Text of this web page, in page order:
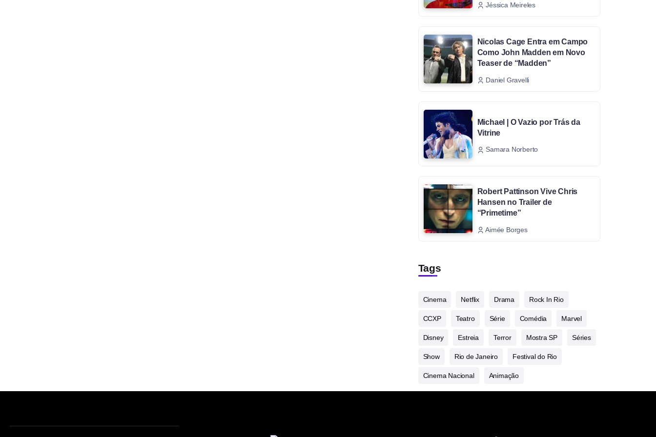
Jéssica Meireles
Nicolas Cage Entra em Campo
Como John Madden em Novo
Teaser de “Madden”
Daniel Gravelli
Michael | O Vazio por Trás da
Vitrine
Samara Norberto
Robert Pattinson Vive Chris
Hansen no Trailer de
“Primetime”
Aimée Borges
Tags
Cinema Netflix Drama Rock In Rio
CCXP Teatro Série Comédia Marvel
Disney Estreia Terror Mostra SP Séries
Show Rio de Janeiro Festival do Rio
Cinema Nacional Animação